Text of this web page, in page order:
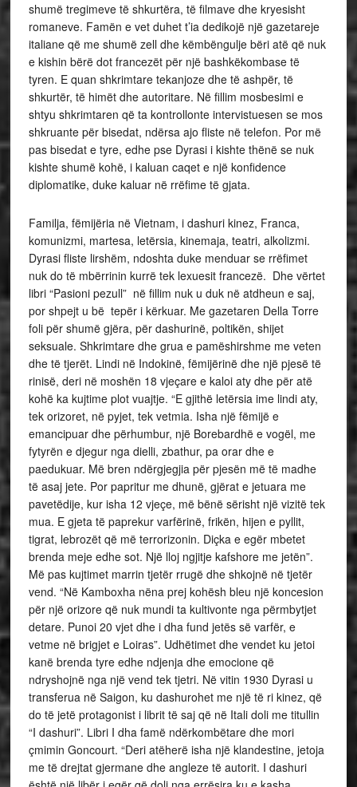
shumë tregimeve të shkurtëra, të filmave dhe kryesisht
romaneve. Famën e vet duhet t’ia dedikojë një gazetareje
italiane që me shumë zell dhe këmbëngulje bëri atë që nuk
e kishin bërë dot francezët për një bashkëkombase të
tyren. E quan shkrimtare tekanjoze dhe të ashpër, të
shkurtër, të himët dhe autoritare. Në fillim mosbesimi e
shtyu shkrimtaren që ta kontrollonte intervistuesen se mos
shkruante për bisedat, ndërsa ajo fliste në telefon. Por më
pas bisedat e tyre, edhe pse Dyrasi i kishte thënë se nuk
kishte shumë kohë, i kaluan caqet e një konfidence
diplomatike, duke kaluar në rrëfime të gjata.
Familja, fëmijëria në Vietnam, i dashuri kinez, Franca,
komunizmi, martesa, letërsia, kinemaja, teatri, alkolizmi.
Dyrasi fliste lirshëm, ndoshta duke menduar se rrëfimet
nuk do të mbërrinin kurrë tek lexuesit francezë. Dhe vërtet
libri “Pasioni pezull” në fillim nuk u duk në atdheun e saj,
por shpejt u bë tepër i kërkuar. Me gazetaren Della Torre
foli për shumë gjëra, për dashurinë, poltikën, shijet
seksuale. Shkrimtare dhe grua e pamëshirshme me veten
dhe të tjerët. Lindi në Indokinë, fëmijërinë dhe një pjesë të
rinisë, deri në moshën 18 vjeçare e kaloi aty dhe për atë
kohë ka kujtime plot vuajtje. “E gjithë letërsia ime lindi aty,
tek orizoret, në pyjet, tek vetmia. Isha një fëmijë e
emancipuar dhe përhumbur, një Borebardhë e vogël, me
fytyrën e djegur nga dielli, zbathur, pa orar dhe e
paedukuar. Më bren ndërgjegjia për pjesën më të madhe
të asaj jete. Por papritur me dhunë, gjërat e jetuara me
pavetëdije, kur isha 12 vjeçe, më bënë sërisht një vizitë tek
mua. E gjeta të paprekur varfërinë, frikën, hijen e pyllit,
tigrat, lebrozët që më terrorizonin. Diçka e egër mbetet
brenda meje edhe sot. Një lloj ngjitje kafshore me jetën”.
Më pas kujtimet marrin tjetër rrugë dhe shkojnë në tjetër
vend. “Në Kamboxha nëna prej kohësh bleu një koncesion
për një orizore që nuk mundi ta kultivonte nga përmbytjet
detare. Punoi 20 vjet dhe i dha fund jetës së varfër, e
vetme në brigjet e Loiras”. Udhëtimet dhe vendet ku jetoi
kanë brenda tyre edhe ndjenja dhe emocione që
ndryshojnë nga një vend tek tjetri. Në vitin 1930 Dyrasi u
transferua në Saigon, ku dashurohet me një të ri kinez, që
do të jetë protagonist i librit të saj që në Itali doli me titullin
“I dashuri”. Libri I dha famë ndërkombëtare dhe mori
çmimin Goncourt. “Deri atëherë isha një klandestine, jetoja
me të drejtat gjermane dhe angleze të autorit. I dashuri